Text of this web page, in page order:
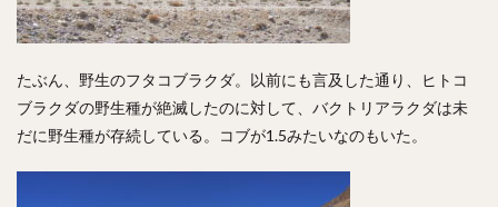
たぶん、野生のフタコブラクダ。以前にも言及した通り、ヒトコ
ブラクダの野生種が絶滅したのに対して、バクトリアラクダは未
だに野生種が存続している。コブが1.5みたいなのもいた。